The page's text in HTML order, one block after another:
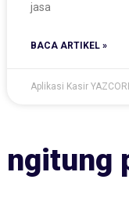
jasa
BACA ARTIKEL »
Aplikasi Kasir
ngitung